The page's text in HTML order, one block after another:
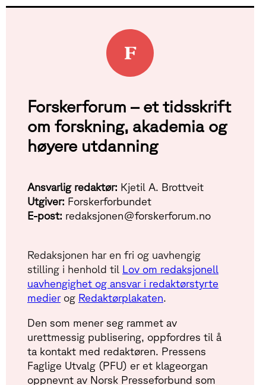
Forskerforum – et tidsskrift
om forskning, akademia og
høyere utdanning
Ansvarlig redaktør: Kjetil A. Brottveit
Utgiver: Forskerforbundet
E-post: redaksjonen@forskerforum.no
Redaksjonen har en fri og uavhengig
stilling i henhold til Lov om redaksjonell
uavhengighet og ansvar i redaktørstyrte
medierog Redaktørplakaten.
Den som mener seg rammet av
urettmessig publisering, oppfordres til å
ta kontakt med redaktøren. Pressens
Faglige Utvalg (PFU) er et klageorgan
oppnevnt av Norsk Presseforbund som